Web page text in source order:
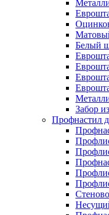
Белый
Забор
Профнастил